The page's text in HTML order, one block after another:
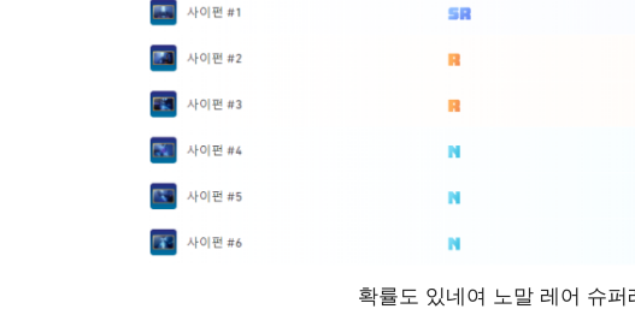
확률도 있네여 노말 레어 슈